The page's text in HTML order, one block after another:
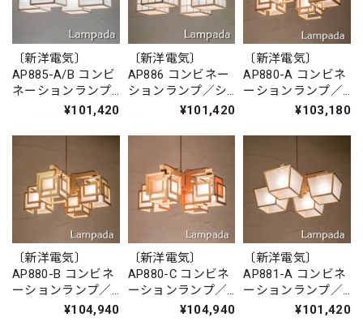
〔新洋電気〕
AP885-A/B コンビ
ネーションランプ
／シャンデリア
スサ入）
¥101,420
〔新洋電気〕
AP886 コンビネー
ションランプ／シ
ャンデリア 凡
¥101,420
〔新洋電気〕
AP880-A コンビネ
ーションランプ／
シャンデリア 旬
¥103,180
〔新洋電気〕
AP880-B コンビネ
ーションランプ／
シャンデリア 旬
¥104,940
〔新洋電気〕
AP880-C コンビネ
ーションランプ／
シャンデリア 旬
¥104,940
〔新洋電気〕
AP881-A コンビネ
ーションランプ／
シャンデリア
¥101,420